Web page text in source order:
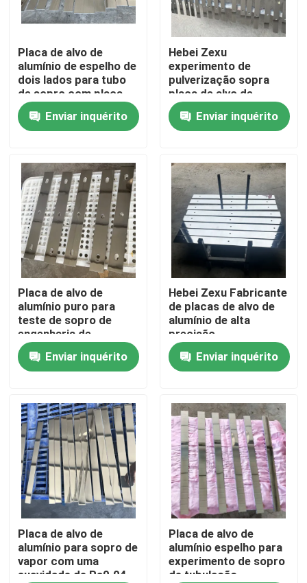
Casa
Produtos
Vídeos
Mostra de VR
Sobre nós
Excursão da fábrica
Controle da qualidade
Contacte-nos
Notícia
Peça umas citações
Placa de alvo de
alumínio de espelho de
dois lados para tubo
de sopro com placa
de alvo de alumínio
puro Enviar inquérito
Hebei Zexu
experimento de
pulverização sopra
placa de alvo de
alumínio
Enviar inquérito
Placa de alvo de
alumínio puro para
teste de sopro de
engenharia de
tubulações
Enviar inquérito
Hebei Zexu Fabricante
de placas de alvo de
alumínio de alta
precisão
Enviar inquérito
Placa de alvo de
alumínio para sopro de
vapor com uma
suavidade de Ra0.04
Placa de alvo de
alumínio espelho para
experimento de sopro
de tubulação